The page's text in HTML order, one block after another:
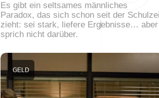
Es gibt ein seltsames männliches
Paradox, das sich schon seit der
zieht: sei stark, liefere Ergebnisse… aber
sprich nicht darüber.
GELD